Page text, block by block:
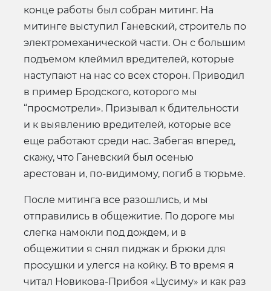
конце работы был собран митинг. На
митинге выступил Ганевский, строитель по
электромеханической части. Он с большим
подъемом клеймил вредителей, которые
наступают на нас со всех сторон. Приводил
в пример Бродского, которого мы
“просмотрели». Призывал к бдительности
и к выявлению вредителей, которые все
еще работают среди нас. Забегая вперед,
скажу, что Ганевский был осенью
арестован и, по-видимому, погиб в тюрьме.
После митинга все разошлись, и мы
отправились в общежитие. По дороге мы
слегка намокли под дождем, и в
общежитии я снял пиджак и брюки для
просушки и улегся на койку. В то время я
читал Новикова-Прибоя «Цусиму» и как раз